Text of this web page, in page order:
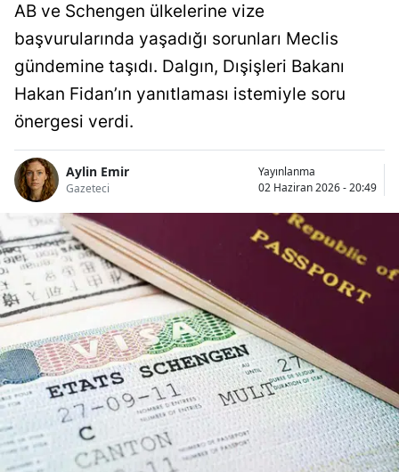
AB ve Schengen ülkelerine vize
başvurularında yaşadığı sorunları Meclis
gündemine taşıdı. Dalgın, Dışişleri Bakanı
Hakan Fidan’ın yanıtlaması istemiyle soru
önergesi verdi.
Aylin Emir
Gazeteci
Yayınlanma
02 Haziran 2026 - 20:49